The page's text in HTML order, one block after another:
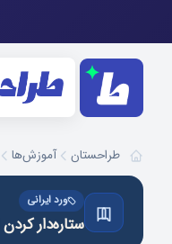
طراحستان آموزش‌ها
ورد ایرانی
ستاره‌دار